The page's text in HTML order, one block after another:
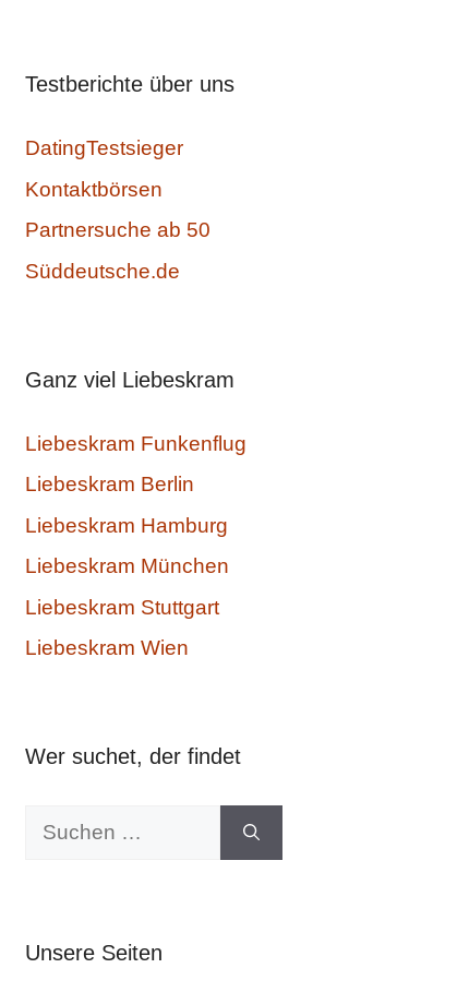
Testberichte über uns
DatingTestsieger
Kontaktbörsen
Partnersuche ab 50
Süddeutsche.de
Ganz viel Liebeskram
Liebeskram Funkenflug
Liebeskram Berlin
Liebeskram Hamburg
Liebeskram München
Liebeskram Stuttgart
Liebeskram Wien
Wer suchet, der findet
Suchen
Unsere Seiten